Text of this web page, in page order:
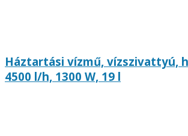
Háztartási vízmű, vízszivattyú,
4500 l/h, 1300 W, 19 l